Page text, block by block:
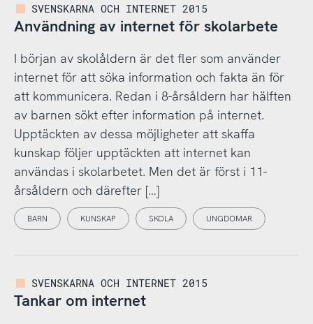
SVENSKARNA OCH INTERNET 2015
Användning av internet för skolarbete
I början av skolåldern är det fler som använder
internet för att söka information och fakta än för
att kommunicera. Redan i 8-årsåldern har hälften
av barnen sökt efter information på internet.
Upptäckten av dessa möjligheter att skaffa
kunskap följer upptäckten att internet kan
användas i skolarbetet. Men det är först i 11-
årsåldern och därefter […]
BARN KUNSKAP SKOLA UNGDOMAR
SVENSKARNA OCH INTERNET 2015
Tankar om internet